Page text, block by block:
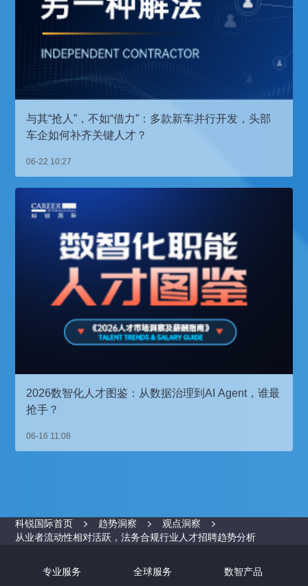
与其“抢人”，不如“借力”：多款新车并行开发，头部
车企如何补齐关键人才？
06-22 10:27
2026数智化人才图鉴：从数据治理到AI Agent，谁最
抢手？
06-16 11:08
科锐国际首页 趋势洞察
观点洞察
从业者流动性相对活跃，法务合规行业人才招聘趋势分析
专业服务 全球服务 数智产品